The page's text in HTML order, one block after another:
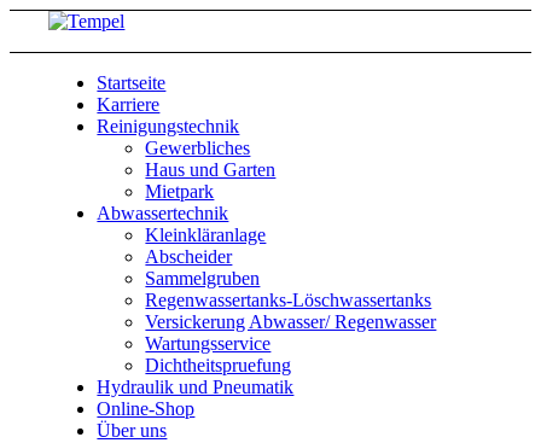
Startseite
Karriere
Reinigungstechnik
Gewerbliches
Haus und Garten
Mietpark
Abwassertechnik
Kleinkläranlage
Abscheider
Sammelgruben
Regenwassertanks-Löschwassertanks
Versickerung Abwasser/ Regenwasser
Wartungsservice
Dichtheitspruefung
Hydraulik und Pneumatik
Online-Shop
Über uns